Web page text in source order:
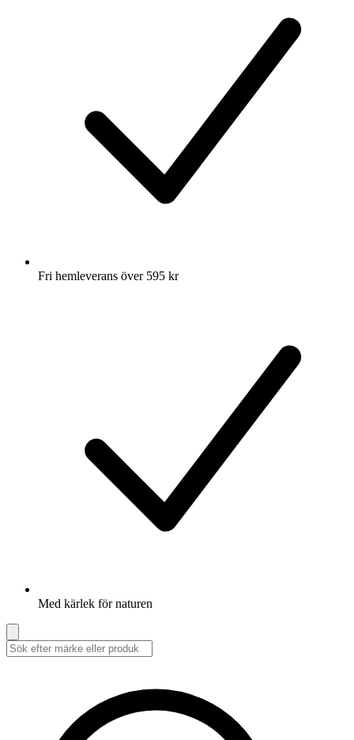
Fri hemleverans över 595 kr
Med kärlek för naturen